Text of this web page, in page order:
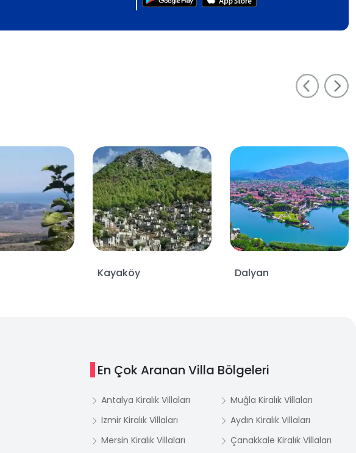
Kayaköy Dalyan
En Çok Aranan Villa Bölgeleri
Antalya Kiralık Villaları
Muğla Kiralık Villaları
İzmir Kiralık Villaları
Aydın Kiralık Villaları
Mersin Kiralık Villaları
Çanakkale Kiralık Villaları